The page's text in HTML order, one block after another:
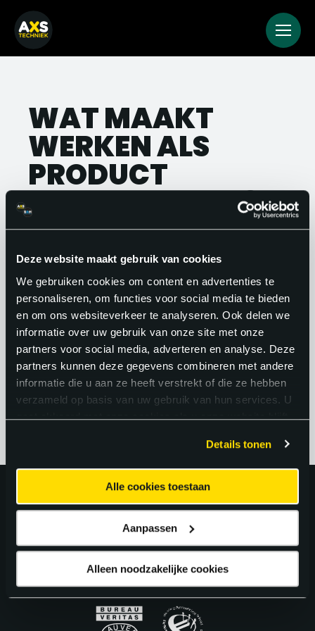
Deze website maakt gebruik van cookies
We gebruiken cookies om content en advertenties te
personaliseren, om functies voor social media te bieden
en om ons websiteverkeer te analyseren. Ook delen we
informatie over uw gebruik van onze site met onze
partners voor social media, adverteren en analyse. Deze
partners kunnen deze gegevens combineren met andere
informatie die u aan ze heeft verstrekt of die ze hebben
verzameld op basis van uw gebruik van hun services. U
gaat akkoord met onze cookies als u onze website blijft
Details tonen
Alle cookies toestaan
Aanpassen
Alleen noodzakelijke cookies
WAT MAAKT
WERKEN ALS
PRODUCT
ENGINEER LEUK?
gemaakt worden. Van schets tot
serieproductie: jij bent betrokken bij het
hele traject en ziet het resultaat van je
keuzes terug in de praktijk. Dat geeft een
gevoel van trots en vakmanschap dat
moeilijk te evenaren is.
Uitstekend!
4.6uit 5 van163Google Reviews.